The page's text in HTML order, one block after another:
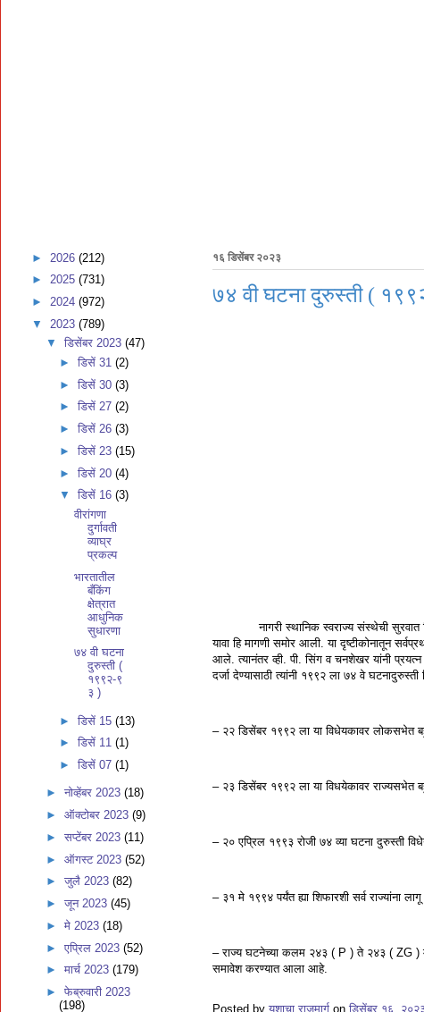
१६ डिसेंबर २०२३
७४ वी घटना दुरुस्ती (
नागरी स्थानिक स्वराज्य संस्थेची सुरवात
यावा हि मागणी समोर आली. या दृष्टीकोनातून
आले. त्यानंतर व्ही. पी. सिंग व चनशेखर यांनी
दर्जा देण्यासाठी त्यांनी १९९२ ला ७४ वे
– २२ डिसेंबर १९९२ ला या विधेयकावर लोकसभेत
– २३ डिसेंबर १९९२ ला या विधयेकावर राज्यसभेत
– २० एप्रिल १९९३ रोजी ७४ व्या घटना दुरुस्ती
– ३१ मे १९९४ पर्यंत ह्या शिफारशी सर्व
– राज्य घटनेच्या कलम २४३ ( P ) ते २४३ ( ZG )
समावेश करण्यात आला आहे.
Posted by यशाचा राजमार्ग on डिसेंबर १६,
► 2026 (212)
► 2025 (731)
► 2024 (972)
▼ 2023 (789)
▼ डिसेंबर 2023 (47)
►डिसें 31(2)
►डिसें 30(3)
►डिसें 27(2)
►डिसें 26(3)
►डिसें 23(15)
►डिसें 20(4)
▼डिसें 16(3)
वीरांगणा
दुर्गावती
व्याघ्र
प्रकल्प
भारतातील
बँकिंग
क्षेत्रात
आधुनिक
सुधारणा
७४ वी घटना
दुरुस्ती (
१९९२-९
३ )
►डिसें 15(13)
►डिसें 11(1)
►डिसें 07(1)
► नोव्हेंबर 2023 (18)
► ऑक्टोबर 2023 (9)
► सप्टेंबर 2023 (11)
► ऑगस्ट 2023 (52)
► जुलै 2023 (82)
► जून 2023 (45)
► मे 2023 (18)
► एप्रिल 2023 (52)
► मार्च 2023 (179)
► फेब्रुवारी 2023
(198)